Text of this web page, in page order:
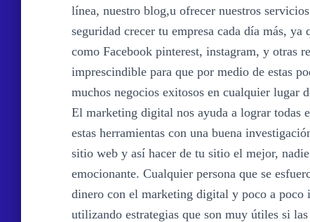
línea, nuestro blog,u ofrecer nuestros
seguridad crecer tu empresa cada día más,
como Facebook pinterest, instagram, y otras
imprescindible para que por medio de estas
muchos negocios exitosos en cualquier lugar
El marketing digital nos ayuda a lograr todas
estas herramientas con una buena
sitio web y así hacer de tu sitio el mejor,
emocionante. Cualquier persona que se
dinero con el marketing digital y poco a poco
utilizando estrategias que son muy útiles si